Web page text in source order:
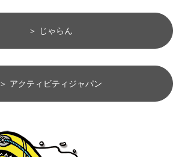
＞ じゃらん
＞ アクティビティジャパン